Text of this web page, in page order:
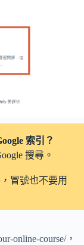
索引？
搜尋。
冒號也不要用
online-course/，